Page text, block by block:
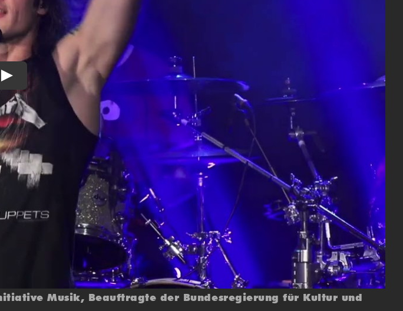
Play
Musik, Beauftragte der Bundesregierung für Kultur und